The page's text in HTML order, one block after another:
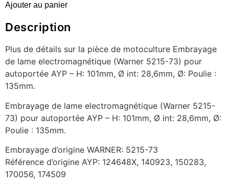
Ajouter au panier
Description
Plus de détails sur la pièce de motoculture Embrayage
de lame electromagnétique (Warner 5215-73) pour
autoportée AYP – H: 101mm, Ø int: 28,6mm, Ø: Poulie :
135mm.
Embrayage de lame electromagnétique (Warner 5215-
73) pour autoportée AYP – H: 101mm, Ø int: 28,6mm, Ø:
Poulie : 135mm.
Embrayage d’origine WARNER: 5215-73
Référence d’origine AYP: 124648X, 140923, 150283,
170056, 174509